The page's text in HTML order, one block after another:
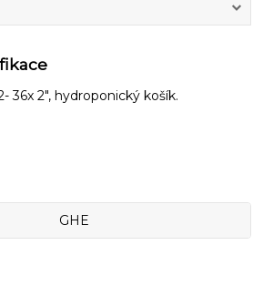
36x 2", hydroponický košík.
GHE